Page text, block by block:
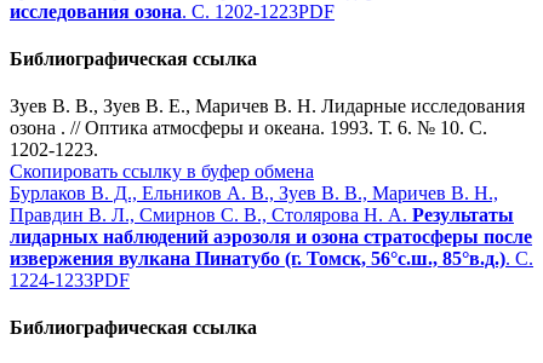
исследования озона. С. 1202-1223PDF
Библиографическая ссылка
Зуев В. В., Зуев В. Е., Маричев В. Н. Лидарные исследования
озона . // Оптика атмосферы и океана. 1993. Т. 6. № 10. С.
1202-1223.
Скопировать ссылку в буфер обмена
Бурлаков В. Д., Ельников А. В., Зуев В. В., Маричев В. Н.,
Правдин В. Л., Смирнов С. В., Столярова Н. А. Результаты
лидарных наблюдений аэрозоля и озона стратосферы после
извержения вулкана Пинатубо (г. Томск, 56°с.ш., 85°в.д.). С.
1224-1233PDF
Библиографическая ссылка